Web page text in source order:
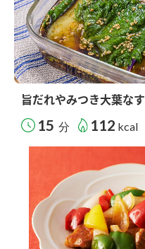
旨だれやみつき大葉なす
15 分 112 kcal